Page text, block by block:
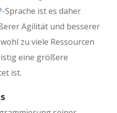
-Sprache ist es daher
Agilität und besserer
zu viele Ressourcen
eine größere
ist.